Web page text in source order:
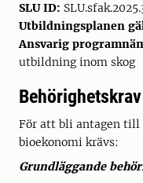
SLU ID:
Utbildningsplanen
Ansvarig
utbildning inom skog
Behörighetskrav
För att bli antagen till
bioekonomi krävs:
Grundläggande